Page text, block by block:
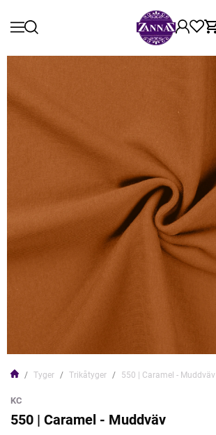
Tyger Trikåtyger 550 | Caramel - Muddväv
KC
550 | Caramel - Muddväv